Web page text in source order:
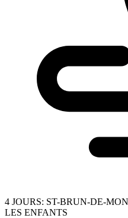
4 JOURS: ST-BRUN-DE-
LES ENFANTS